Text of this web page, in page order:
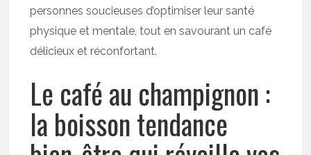
personnes soucieuses d’optimiser leur santé
physique et mentale, tout en savourant un café
délicieux et réconfortant.
Le café au champignon :
la boisson tendance